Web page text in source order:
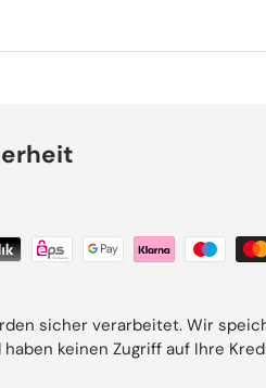
sicher verarbeitet. Wir
keinen Zugriff auf Ihre